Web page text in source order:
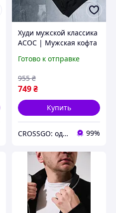
Худи мужской классика
АСОС | Мужская кофта
ЛЮКС качества
Готово к отправке
749₴
955 ₴
Купить
CROSSGO: одежда и обувь для динамичной жизни 99%